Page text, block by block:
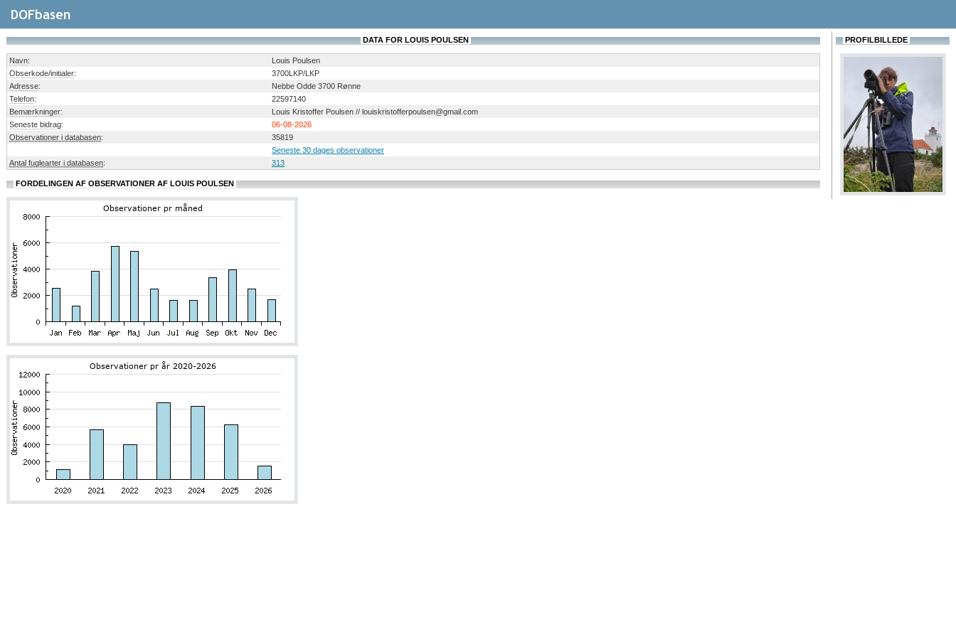
PROFILBILLEDE
DATA FOR LOUIS POULSEN
Navn:
Louis Poulsen
Obserkode/initialer:
3700LKP/LKP
Adresse:
Nebbe Odde 3700 Rønne
Telefon:
22597140
Bemærkninger:
Louis Kristoffer Poulsen // louiskristofferpoulsen@gmail.com
Seneste bidrag:
06-08-2026
Observationer i databasen:
35819
Seneste 30 dages observationer
Antal fuglearter i databasen: 313
FORDELINGEN AF OBSERVATIONER AF LOUIS POULSEN